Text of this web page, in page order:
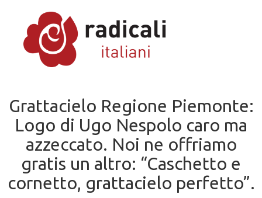
Grattacielo Regione Piemonte:
Logo di Ugo Nespolo caro ma
azzeccato. Noi ne offriamo
gratis un altro: “Caschetto e
cornetto, grattacielo perfetto”.